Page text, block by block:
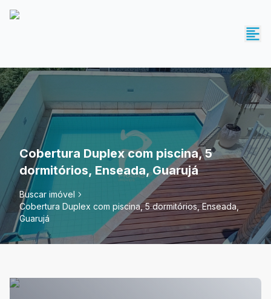
Cobertura Duplex com piscina, 5
dormitórios, Enseada, Guarujá
Buscar imóvel
Cobertura Duplex com piscina, 5 dormitórios, Enseada,
Guarujá